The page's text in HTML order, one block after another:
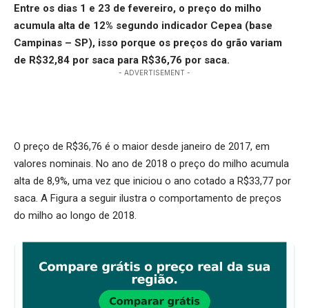
Entre os dias 1 e 23 de fevereiro, o preço do milho
acumula alta de 12% segundo indicador Cepea (base
Campinas – SP), isso porque os preços do grão variam
de R$32,84 por saca para R$36,76 por saca.
- ADVERTISEMENT -
O preço de R$36,76 é o maior desde janeiro de 2017, em
valores nominais. No ano de 2018 o preço do milho acumula
alta de 8,9%, uma vez que iniciou o ano cotado a R$33,77 por
saca. A Figura a seguir ilustra o comportamento de preços
do milho ao longo de 2018.